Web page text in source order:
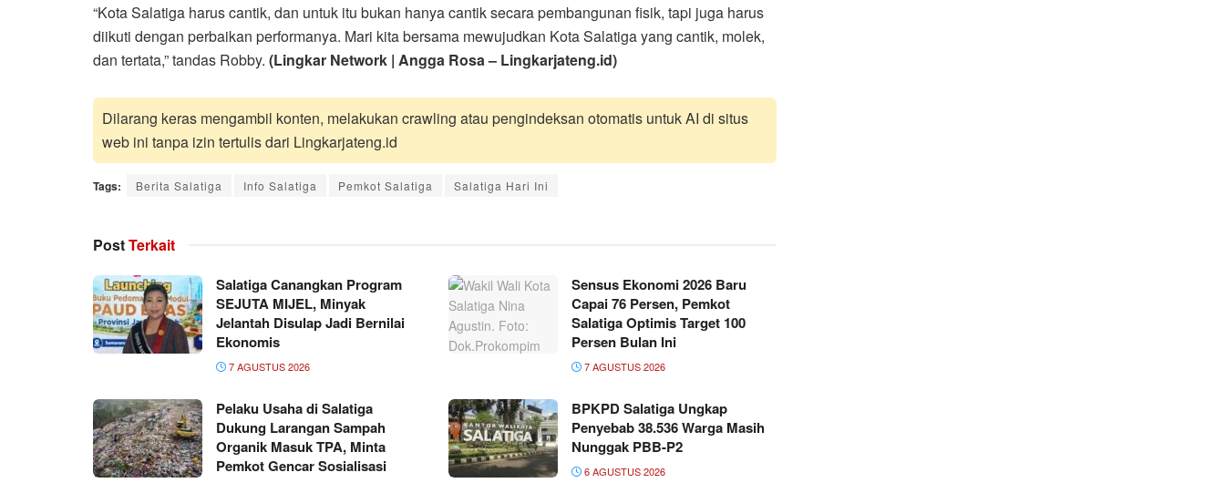
“Kota Salatiga harus cantik, dan untuk itu bukan hanya cantik secara pembangunan fisik, tapi juga harus
diikuti dengan perbaikan performanya. Mari kita bersama mewujudkan Kota Salatiga yang cantik, molek,
dan tertata,” tandas Robby. (Lingkar Network | Angga Rosa – Lingkarjateng.id)
Dilarang keras mengambil konten, melakukan crawling atau pengindeksan otomatis untuk AI di situs
web ini tanpa izin tertulis dari Lingkarjateng.id
Tags: Berita Salatiga Info Salatiga Pemkot Salatiga Salatiga Hari Ini
PostTerkait
Salatiga Canangkan Program
SEJUTA MIJEL, Minyak
Jelantah Disulap Jadi Bernilai
Ekonomis
7 AGUSTUS 2026
Sensus Ekonomi 2026 Baru
Capai 76 Persen, Pemkot
Salatiga Optimis Target 100
Persen Bulan Ini
7 AGUSTUS 2026
Pelaku Usaha di Salatiga
Dukung Larangan Sampah
Organik Masuk TPA, Minta
Pemkot Gencar Sosialisasi
BPKPD Salatiga Ungkap
Penyebab 38.536 Warga Masih
Nunggak PBB-P2
6 AGUSTUS 2026